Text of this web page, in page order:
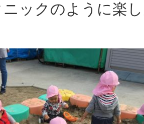
ニックのように楽